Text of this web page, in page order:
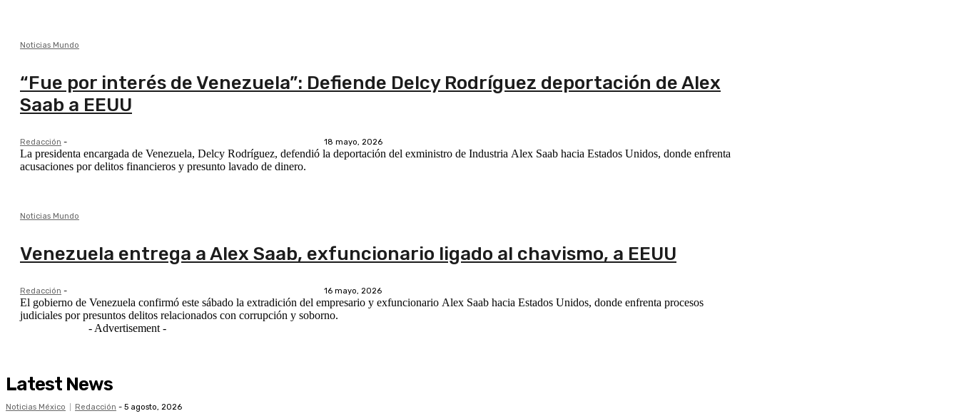
Noticias Mundo
“Fue por interés de Venezuela”: Defiende Delcy Rodríguez deportación de Alex
Saab a EEUU
Redacción - 18 mayo, 2026
La presidenta encargada de Venezuela, Delcy Rodríguez, defendió la deportación del exministro de Industria Alex Saab hacia Estados Unidos, donde enfrenta
acusaciones por delitos financieros y presunto lavado de dinero.
Noticias Mundo
Venezuela entrega a Alex Saab, exfuncionario ligado al chavismo, a EEUU
Redacción - 16 mayo, 2026
El gobierno de Venezuela confirmó este sábado la extradición del empresario y exfuncionario Alex Saab hacia Estados Unidos, donde enfrenta procesos
judiciales por presuntos delitos relacionados con corrupción y soborno.
- Advertisement -
Latest News
Noticias México Redacción - 5 agosto, 2026